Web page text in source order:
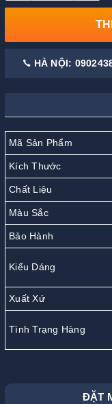
HÀ NỘI:
Mã Sản Phẩm
Kích Thước
Chất Liệu
Màu Sắc
Bảo Hành
Kiểu Dáng
Xuất Xứ
Tình Trạng Hàng
ĐẶT